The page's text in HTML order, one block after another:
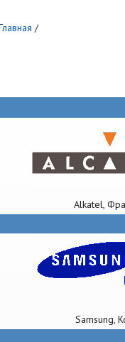
/
Alkatel,
Samsung,